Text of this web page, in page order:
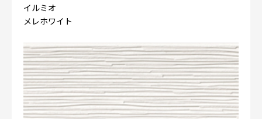
イルミオ
メレホワイト